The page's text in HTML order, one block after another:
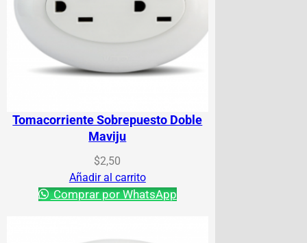
Tomacorriente Sobrepuesto Doble
Maviju
$2,50
Añadir al carrito
Comprar por WhatsApp